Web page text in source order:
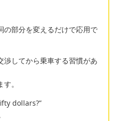
部分を変えるだけで応用で
渉してから乗車する習慣があ
。
dollars?”